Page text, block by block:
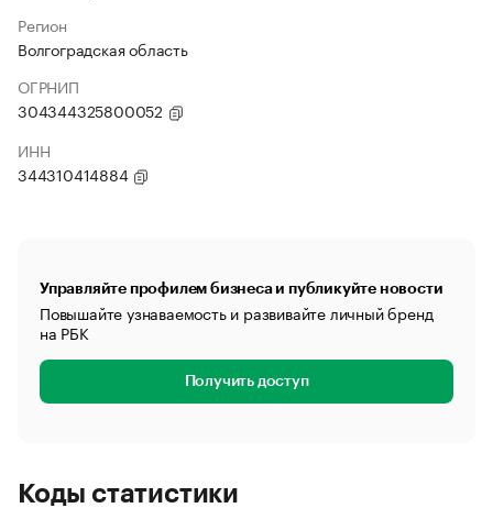
Регион
Волгоградская область
ОГРНИП
304344325800052
ИНН
344310414884
Управляйте профилем бизнеса и публикуйте новости
Повышайте узнаваемость и развивайте личный бренд
на РБК
Получить доступ
Коды статистики